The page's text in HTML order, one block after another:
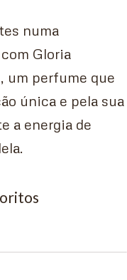
numa
Gloria
um perfume que
única e pela sua
a energia de